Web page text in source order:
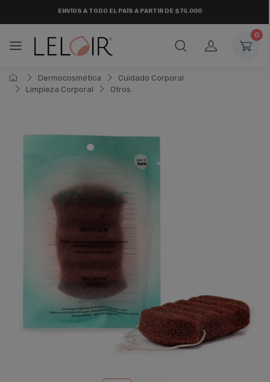
¡ HASTA 6 CUOTAS SIN INTERÉSY 18 CUOTAS FIJAS !
0
Dermocosmética
Cuidado Corporal
Limpieza Corporal
Otros